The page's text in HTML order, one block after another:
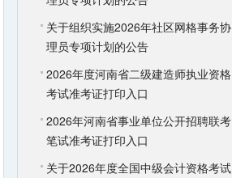
关于组织实施2026年社区网格事务协
理员专项计划的公告
2026年度河南省二级建造师执业资格
考试准考证打印入口
2026年河南省事业单位公开招聘联考
笔试准考证打印入口
关于2026年度全国中级会计资格考试